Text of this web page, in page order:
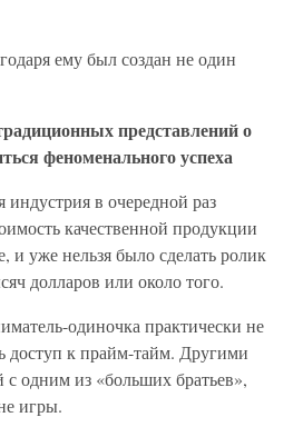
ему был создан не один
представлений о
феноменального успеха
в очередной раз
качественной продукции
и уже нельзя было сделать ролик
долларов или около того.
одиночка практически не
доступ к прайм-тайм. Другими
с одним из «больших братьев»,
игры.